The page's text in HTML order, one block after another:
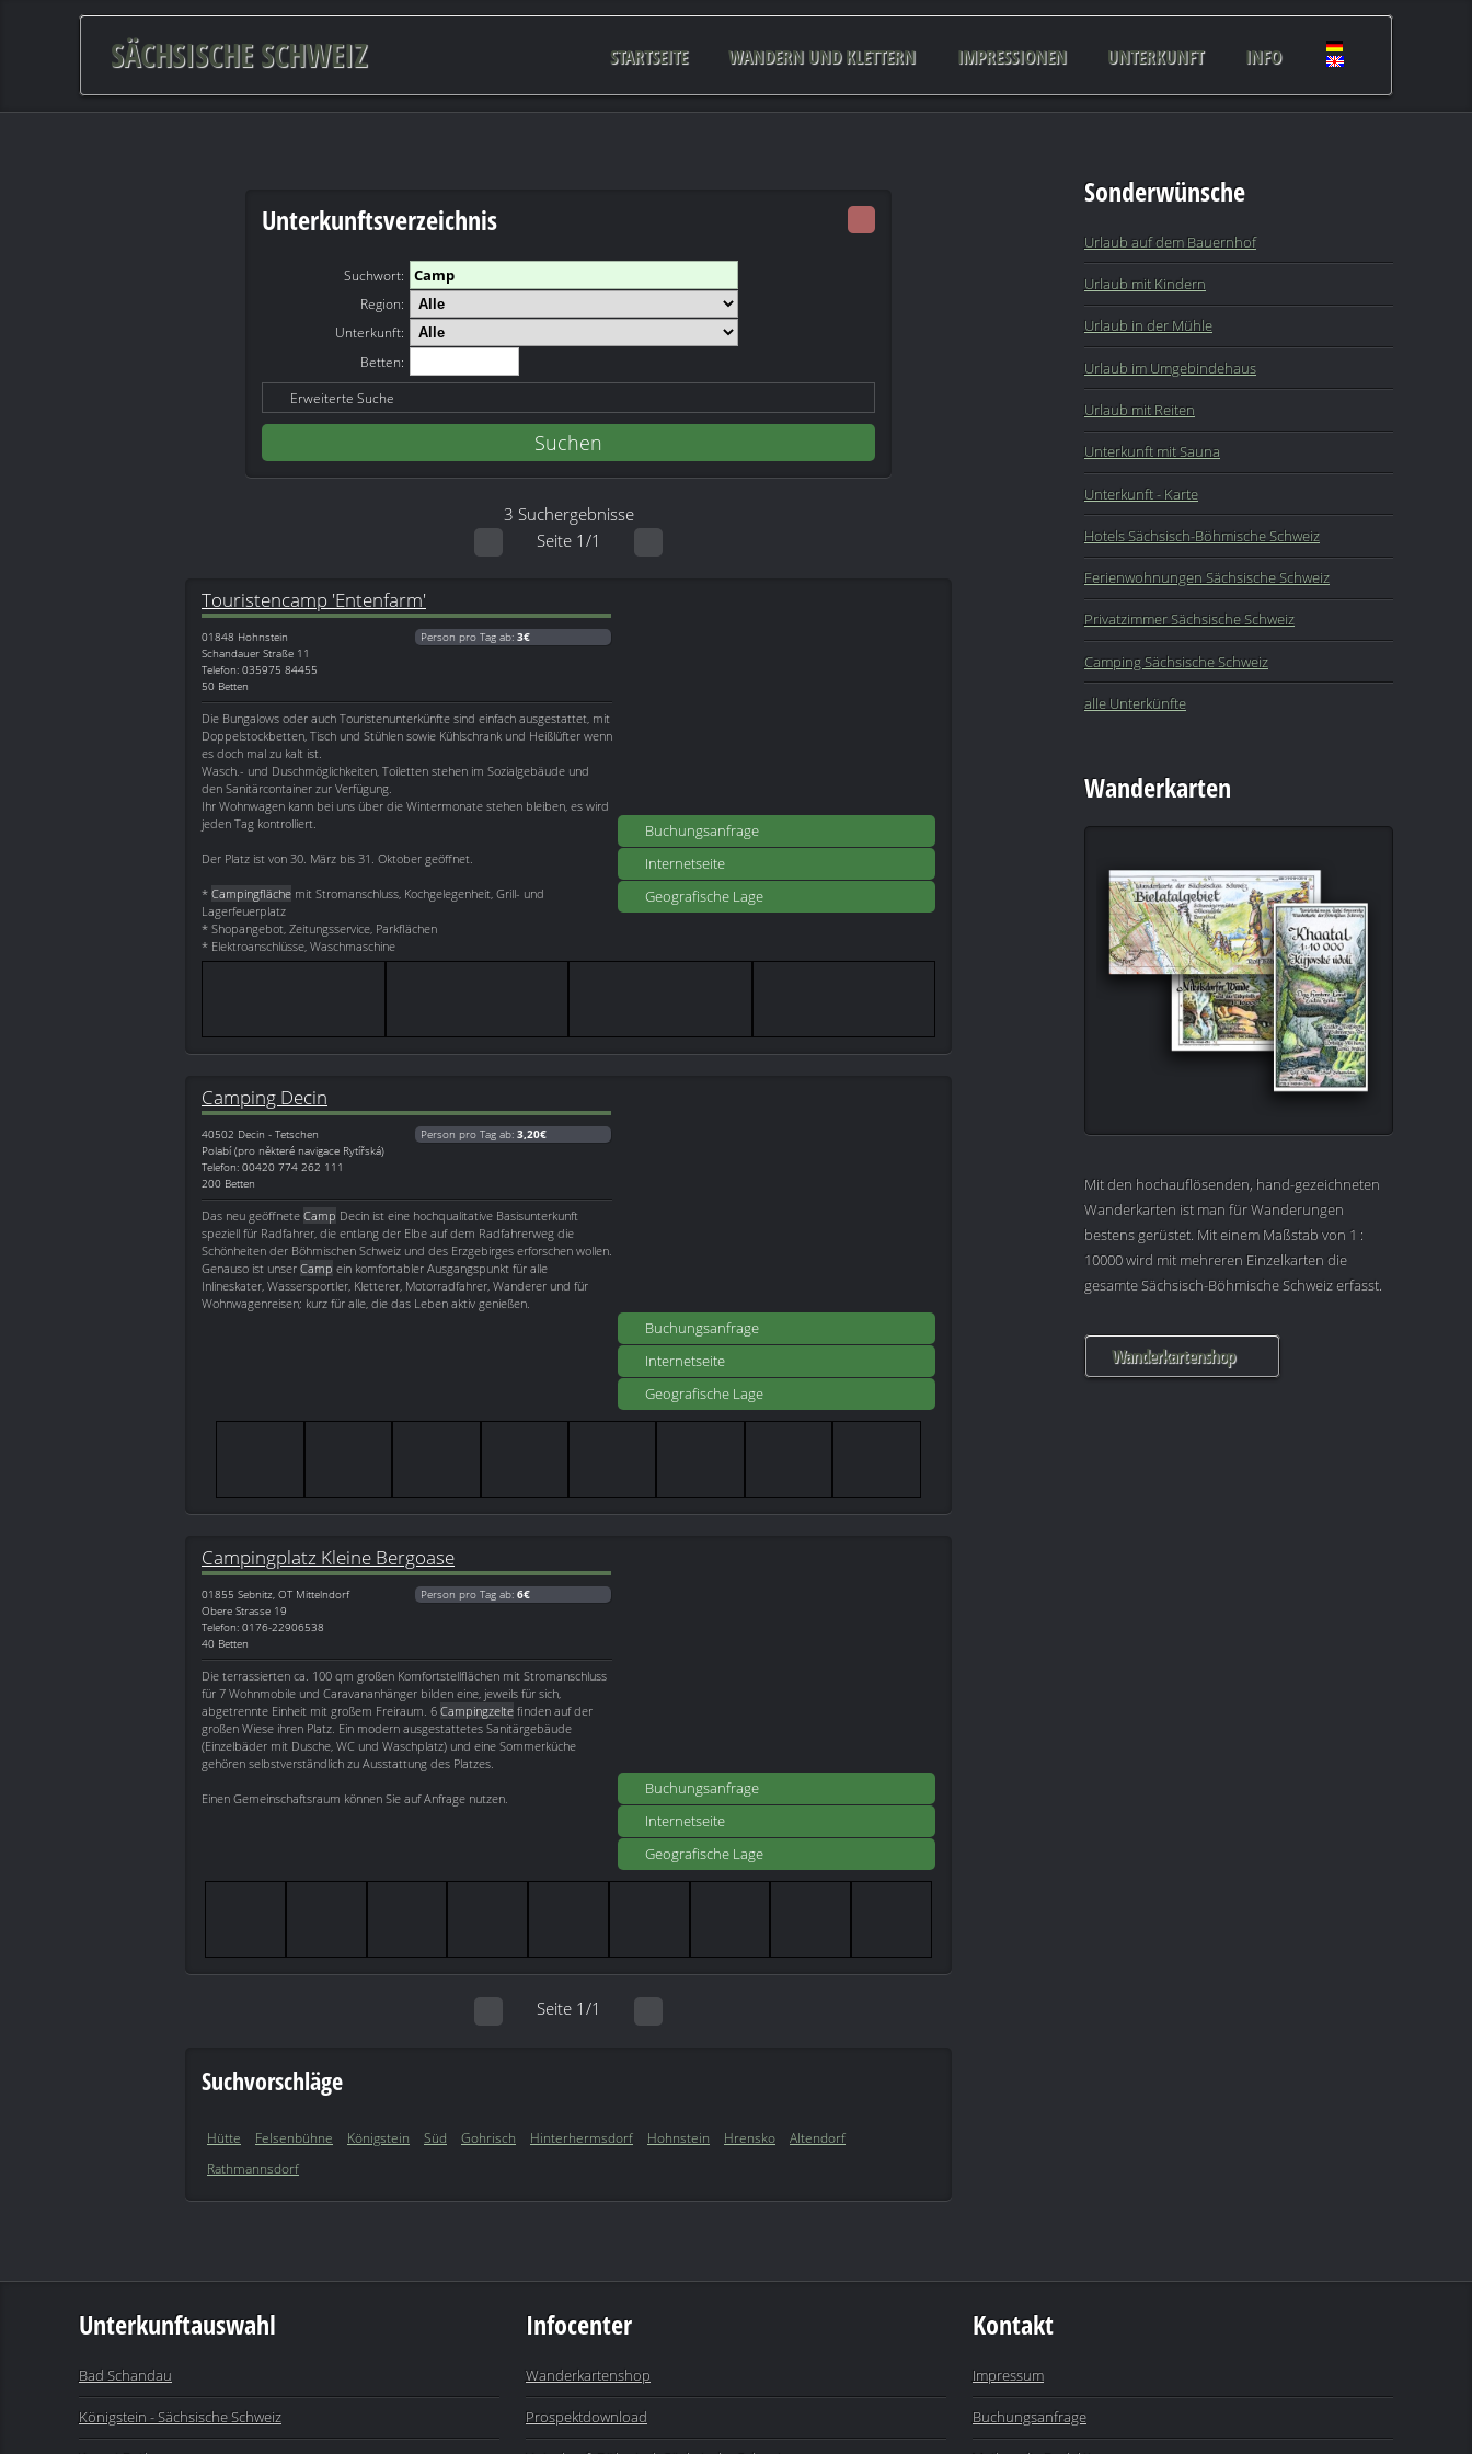
SÄCHSISCHE SCHWEIZ STARTSEITE WANDERN UND KLETTERN IMPRESSIONEN UNTERKUNFT INFO
Unterkunftsverzeichnis
Suchwort:
Region:
Unterkunft:
Betten:
Erweiterte Suche
3 Suchergebnisse
Seite 1/1
Buchungsanfrage
Internetseite
Geografische Lage
Touristencamp 'Entenfarm'
01848 Hohnstein
Schandauer Straße 11
Telefon: 035975 84455
50 Betten
Person pro Tag ab: 3€
Die Bungalows oder auch Touristenunterkünfte sind einfach ausgestattet, mit
Doppelstockbetten, Tisch und Stühlen sowie Kühlschrank und Heißlüfter wenn
es doch mal zu kalt ist.
Wasch.- und Duschmöglichkeiten, Toiletten stehen im Sozialgebäude und
den Sanitärcontainer zur Verfügung.
Ihr Wohnwagen kann bei uns über die Wintermonate stehen bleiben, es wird
jeden Tag kontrolliert.
Der Platz ist von 30. März bis 31. Oktober geöffnet.
* Campingfläche mit Stromanschluss, Kochgelegenheit, Grill- und
Lagerfeuerplatz
* Shopangebot, Zeitungsservice, Parkflächen
* Elektroanschlüsse, Waschmaschine
Buchungsanfrage
Internetseite
Geografische Lage
Camping Decin
40502 Decin - Tetschen
Polabí (pro některé navigace Rytířská)
Telefon: 00420 774 262 111
200 Betten
Person pro Tag ab: 3,20€
Das neu geöffnete Camp Decin ist eine hochqualitative Basisunterkunft
speziell für Radfahrer, die entlang der Elbe auf dem Radfahrerweg die
Schönheiten der Böhmischen Schweiz und des Erzgebirges erforschen wollen.
Genauso ist unser Camp ein komfortabler Ausgangspunkt für alle
Inlineskater, Wassersportler, Kletterer, Motorradfahrer, Wanderer und für
Wohnwagenreisen; kurz für alle, die das Leben aktiv genießen.
Buchungsanfrage
Internetseite
Geografische Lage
Campingplatz Kleine Bergoase
01855 Sebnitz, OT Mittelndorf
Obere Strasse 19
Telefon: 0176-22906538
40 Betten
Person pro Tag ab: 6€
Die terrassierten ca. 100 qm großen Komfortstellflächen mit Stromanschluss
für 7 Wohnmobile und Caravananhänger bilden eine, jeweils für sich,
abgetrennte Einheit mit großem Freiraum. 6 Campingzelte finden auf der
großen Wiese ihren Platz. Ein modern ausgestattetes Sanitärgebäude
(Einzelbäder mit Dusche, WC und Waschplatz) und eine Sommerküche
gehören selbstverständlich zu Ausstattung des Platzes.
Einen Gemeinschaftsraum können Sie auf Anfrage nutzen.
Seite 1/1
Suchvorschläge
Hütte Felsenbühne Königstein Süd Gohrisch Hinterhermsdorf Hohnstein Hrensko
Altendorf
Rathmannsdorf
Sonderwünsche
Urlaub auf dem Bauernhof
Urlaub mit Kindern
Urlaub in der Mühle
Urlaub im Umgebindehaus
Urlaub mit Reiten
Unterkunft mit Sauna
Unterkunft - Karte
Hotels Sächsisch-Böhmische Schweiz
Ferienwohnungen Sächsische Schweiz
Privatzimmer Sächsische Schweiz
Camping Sächsische Schweiz
alle Unterkünfte
Wanderkarten
Mit den hochauflösenden, hand-gezeichneten
Wanderkarten ist man für Wanderungen
bestens gerüstet. Mit einem Maßstab von 1 :
10000 wird mit mehreren Einzelkarten die
gesamte Sächsisch-Böhmische Schweiz erfasst.
Wanderkartenshop
Unterkunftauswahl
Bad Schandau
Königstein - Sächsische Schweiz
Infocenter
Wanderkartenshop
Prospektdownload
Kontakt
Impressum
Buchungsanfrage